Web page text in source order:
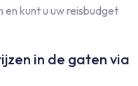
kunt u uw reisbudget
in de gaten via